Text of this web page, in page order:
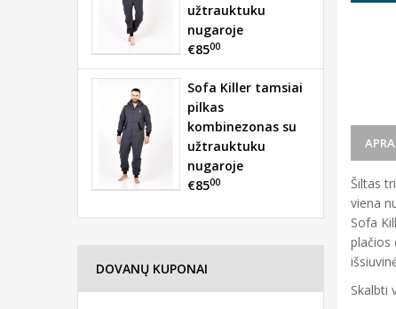
Šiltas
viena
Sofa
plačios
Skalbti
užtrauktuku
nugaroje
€8500
Sofa Killer tamsiai
pilkas
kombinezonas su
užtrauktuku
nugaroje
€8500
DOVANŲ KUPONAI